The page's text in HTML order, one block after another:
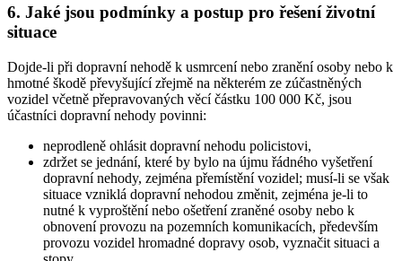
6. Jaké jsou podmínky a postup pro řešení životní
situace
Dojde-li při dopravní nehodě k usmrcení nebo zranění osoby nebo k
hmotné škodě převyšující zřejmě na některém ze zúčastněných
vozidel včetně přepravovaných věcí částku 100 000 Kč, jsou
účastníci dopravní nehody povinni:
neprodleně ohlásit dopravní nehodu policistovi,
zdržet se jednání, které by bylo na újmu řádného vyšetření
dopravní nehody, zejména přemístění vozidel; musí-li se však
situace vzniklá dopravní nehodou změnit, zejména je-li to
nutné k vyproštění nebo ošetření zraněné osoby nebo k
obnovení provozu na pozemních komunikacích, především
provozu vozidel hromadné dopravy osob, vyznačit situaci a